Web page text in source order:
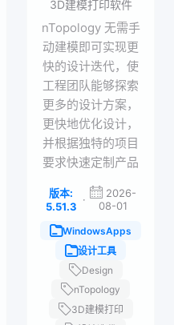
3D建模打印软件
nTopology 无需手
动建模即可实现更
快的设计迭代，使
工程团队能够探索
更多的设计方案，
更快地优化设计，
并根据独特的项目
要求快速定制产品
版本:
5.51.3
·
2026-
08-01
WindowsApps
设计工具
Design
nTopology
3D建模打印